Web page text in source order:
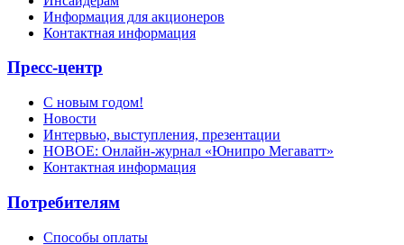
Информация для акционеров
Контактная информация
Пресс-центр
С новым годом!
Новости
Интервью, выступления, презентации
НОВОЕ: Онлайн-журнал «Юнипро Мегаватт»
Контактная информация
Потребителям
Способы оплаты